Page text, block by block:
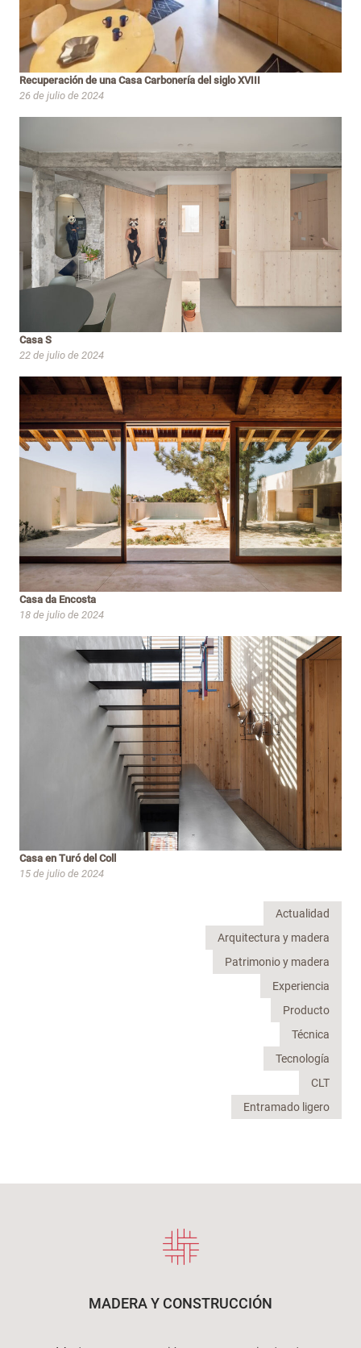
Recuperación de una Casa Carbonería del siglo XVIII
26 de julio de 2024
Casa S
22 de julio de 2024
Casa da Encosta
18 de julio de 2024
Casa en Turó del Coll
15 de julio de 2024
Actualidad
Arquitectura y madera
Patrimonio y madera
Experiencia
Producto
Técnica
Tecnología
CLT
Entramado ligero
MADERA Y CONSTRUCCIÓN